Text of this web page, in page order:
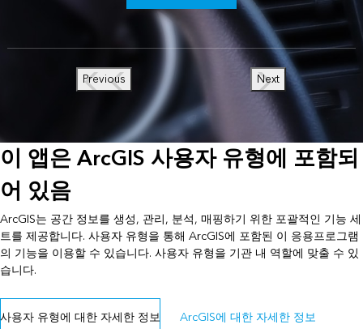
Previous Next
이 앱은 ArcGIS 사용자 유형에 포함되
어 있음
ArcGIS는 공간 정보를 생성, 관리, 분석, 매핑하기 위한 포괄적인 기능 세
트를 제공합니다. 사용자 유형을 통해 ArcGIS에 포함된 이 응용프로그램
의 기능을 이용할 수 있습니다. 사용자 유형을 기관 내 역할에 맞출 수 있
습니다.
사용자 유형에 대한 자세한 정보 ArcGIS에 대한 자세한 정보